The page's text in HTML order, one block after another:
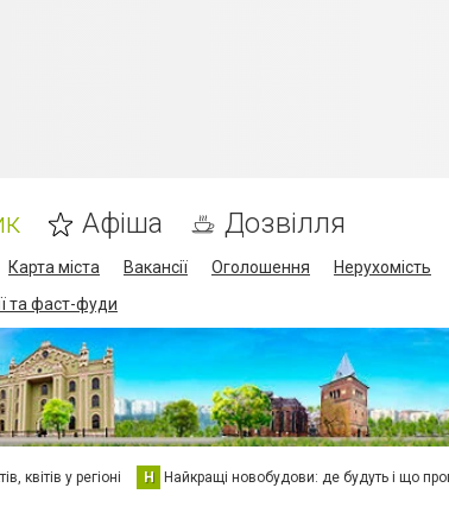
Афіша Дозвілля
Карта міста Вакансії Оголошення Нерухомість
та фаст-фуди
квітів у регіоні Н Найкращі новобудови: де будуть і що